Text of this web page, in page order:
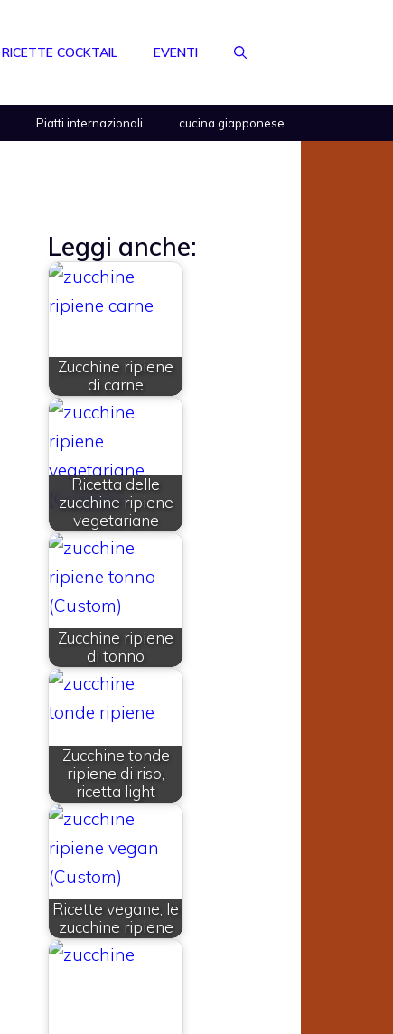
RICETTE COCKTAIL EVENTI
Piatti internazionali cucina giapponese
Leggi anche:
Zucchine ripiene
di carne
Ricetta delle
zucchine ripiene
vegetariane
Zucchine ripiene
di tonno
Zucchine tonde
ripiene di riso,
ricetta light
Ricette vegane, le
zucchine ripiene